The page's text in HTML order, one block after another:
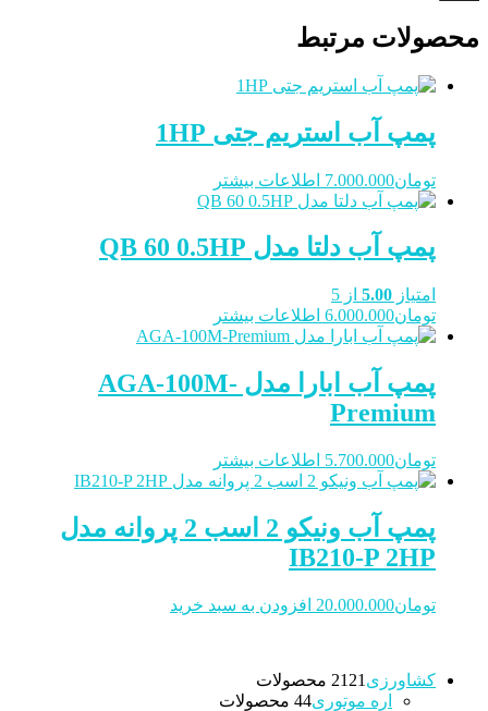
محصولات مرتبط
پمپ آب استریم جتی 1HP
تومان7.000.000 اطلاعات بیشتر
پمپ آب دلتا مدل QB 60 0.5HP
امتیاز 5.00 از 5
تومان6.000.000 اطلاعات بیشتر
پمپ آب ابارا مدل AGA-100M-
Premium
تومان5.700.000 اطلاعات بیشتر
پمپ آب ونیکو 2 اسب 2 پروانه مدل
IB210-P 2HP
تومان20.000.000 افزودن به سبد خرید
کشاورزی 21 21 محصولات
اره موتوری 44 محصولات